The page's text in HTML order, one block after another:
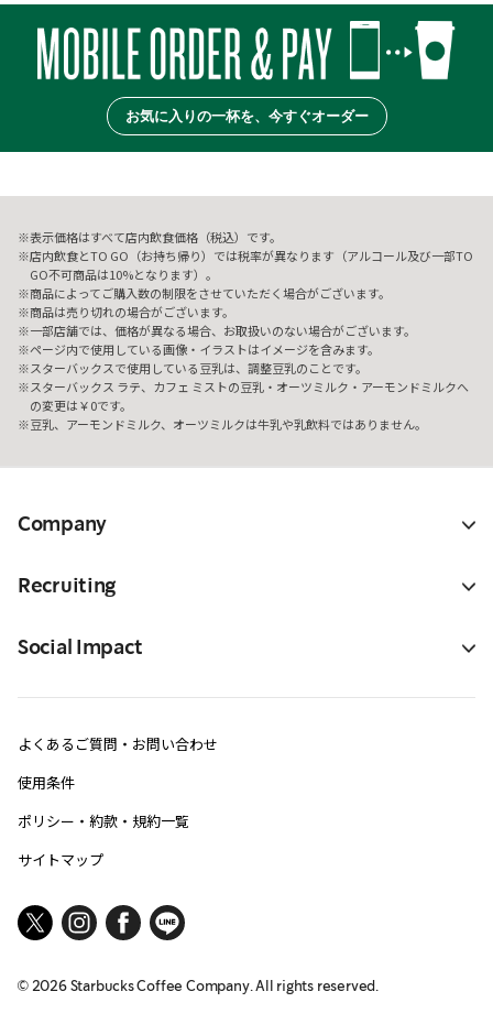
お気に入りの一杯を、今すぐオーダー
表示価格はすべて店内飲食価格（税込）です。
店内飲食とTO GO（お持ち帰り）では税率が異なります（アルコール及び一部TO
GO不可商品は10%となります）。
商品によってご購入数の制限をさせていただく場合がございます。
商品は売り切れの場合がございます。
一部店舗では、価格が異なる場合、お取扱いのない場合がございます。
ページ内で使用している画像・イラストはイメージを含みます。
スターバックスで使用している豆乳は、調整豆乳のことです。
スターバックス ラテ、カフェ ミストの豆乳・オーツミルク・アーモンドミルクへ
の変更は￥0です。
豆乳、アーモンドミルク、オーツミルクは牛乳や乳飲料ではありません。
Company
Recruiting
Social Impact
よくあるご質問・お問い合わせ
使用条件
ポリシー・約款・規約一覧
サイトマップ
© 2026Starbucks Coffee Company. All rights reserved.